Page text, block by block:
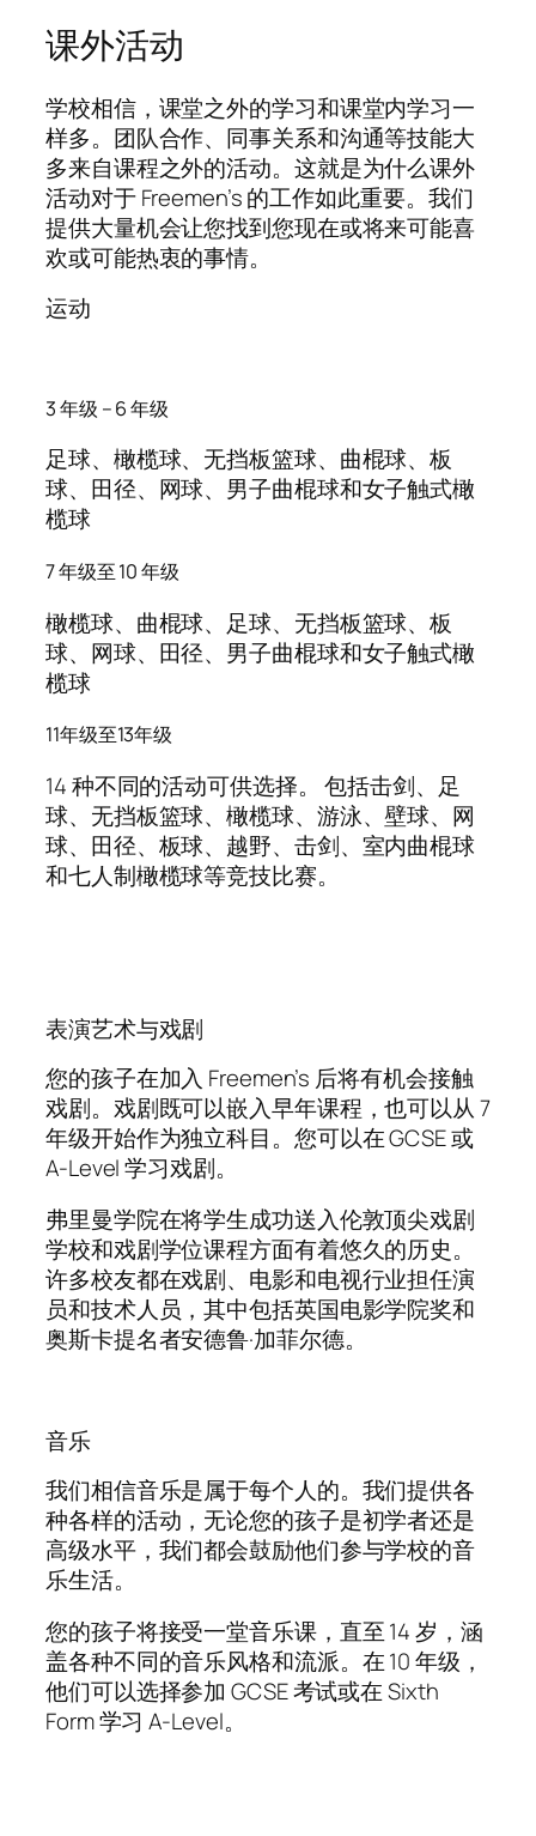
课外活动
学校相信，课堂之外的学习和课堂内学习一
样多。团队合作、同事关系和沟通等技能大
多来自课程之外的活动。这就是为什么课外
活动对于 Freemen’s 的工作如此重要。我们
提供大量机会让您找到您现在或将来可能喜
欢或可能热衷的事情。
运动
3 年级 – 6 年级
足球、橄榄球、无挡板篮球、曲棍球、板
球、田径、网球、男子曲棍球和女子触式橄
榄球
7 年级至 10 年级
橄榄球、曲棍球、足球、无挡板篮球、板
球、网球、田径、男子曲棍球和女子触式橄
榄球
11年级至13年级
14 种不同的活动可供选择。 包括击剑、足
球、无挡板篮球、橄榄球、游泳、壁球、网
球、田径、板球、越野、击剑、室内曲棍球
和七人制橄榄球等竞技比赛。
表演艺术与戏剧
您的孩子在加入 Freemen’s 后将有机会接触
戏剧。戏剧既可以嵌入早年课程，也可以从 7
年级开始作为独立科目。您可以在 GCSE 或
A-Level 学习戏剧。
弗里曼学院在将学生成功送入伦敦顶尖戏剧
学校和戏剧学位课程方面有着悠久的历史。
许多校友都在戏剧、电影和电视行业担任演
员和技术人员，其中包括英国电影学院奖和
奥斯卡提名者安德鲁·加菲尔德。
音乐
我们相信音乐是属于每个人的。我们提供各
种各样的活动，无论您的孩子是初学者还是
高级水平，我们都会鼓励他们参与学校的音
乐生活。
您的孩子将接受一堂音乐课，直至 14 岁，涵
盖各种不同的音乐风格和流派。在 10 年级，
他们可以选择参加 GCSE 考试或在 Sixth
Form 学习 A-Level。